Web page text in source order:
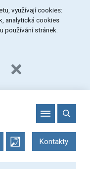
využívají cookies:
analytická cookies
používání stránek.
Kontakty